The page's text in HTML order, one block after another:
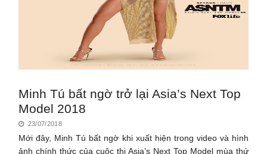
Minh Tú bất ngờ trở lại Asia’s Next Top
Model 2018
23/07/2018
Mới đây, Minh Tú bất ngờ khi xuất hiện trong video và hình
ảnh chính thức của cuộc thi Asia’s Next Top Model mùa thứ